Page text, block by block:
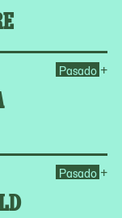
Pasado +
Pasado +